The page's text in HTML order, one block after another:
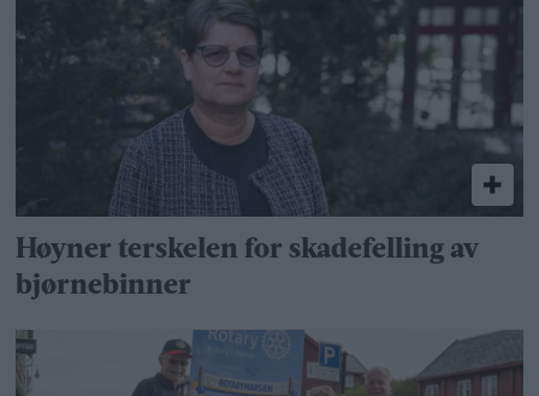
Høyner terskelen for skadefelling av
bjørnebinner